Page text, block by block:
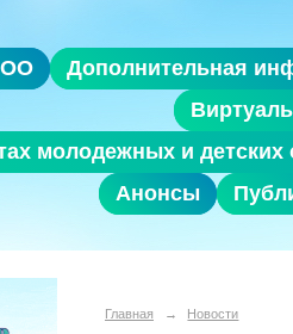
ОО Дополнительная
молодежных и
Анонсы
Главная → Новости